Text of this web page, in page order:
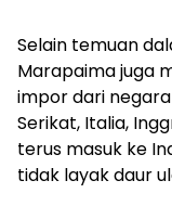
Selain temuan
Marapaima juga
impor dari
Serikat, Italia,
terus masuk ke
tidak layak daur